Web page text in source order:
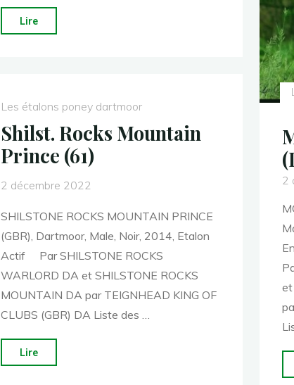
Lire
2
et
Les étalons poney dartmoor
Shilst. Rocks Mountain
Prince (61)
2 décembre 2022
SHILSTONE ROCKS MOUNTAIN PRINCE
(GBR), Dartmoor, Male, Noir, 2014, Etalon
Actif Par SHILSTONE ROCKS
WARLORD DA et SHILSTONE ROCKS
MOUNTAIN DA par TEIGNHEAD KING OF
CLUBS (GBR) DA Liste des …
Lire